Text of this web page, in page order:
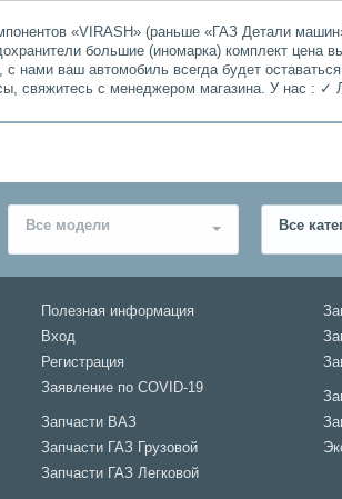
«VIRASH» (раньше «ГАЗ Детали
большие (иномарка) комплект цена
с нами ваш автомобиль всегда будет
свяжитесь с менеджером магазина. У нас :
Все модели Все
Полезная информация
Вход
Регистрация
Заявление по COVID-19
Запчасти ВАЗ
Запчасти ГАЗ Грузовой
Запчасти ГАЗ Легковой